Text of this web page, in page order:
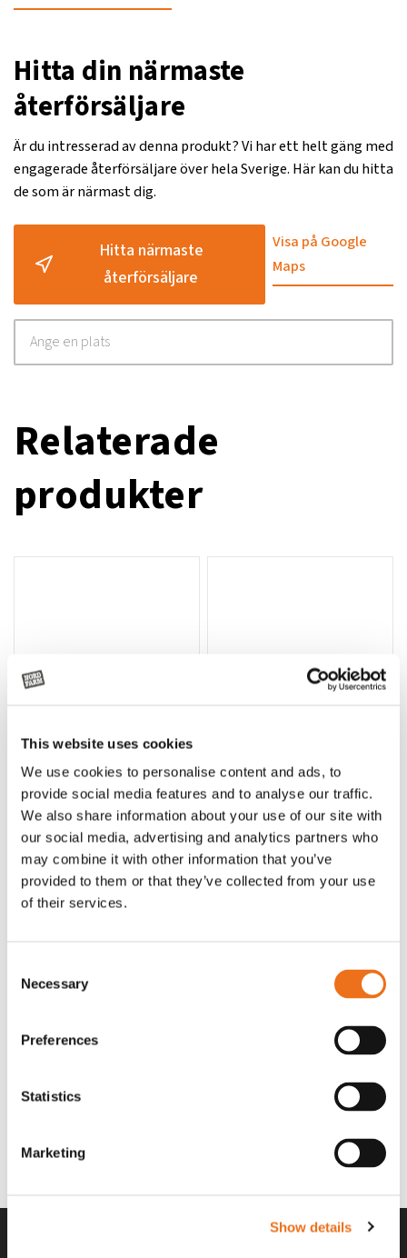
This website uses cookies
We use cookies to personalise content and ads, to
provide social media features and to analyse our traffic.
We also share information about your use of our site with
our social media, advertising and analytics partners who
may combine it with other information that you’ve
provided to them or that they’ve collected from your use
of their services.
Selection
Necessary
Preferences
Statistics
Marketing
Show details
Hitta din närmaste
återförsäljare
Är du intresserad av denna produkt? Vi har ett helt gäng med
engagerade återförsäljare över hela Sverige. Här kan du hitta
de som är närmast dig.
Hitta närmaste
återförsäljare
Visa på Google
Maps
Relaterade
produkter
Lägg till i varukorg
Rotor, komplett med slagor
OR80013456G
(ex. moms)
Grön truckknapp
A00220
kr (ex. moms)
Lägg till i varukorg
Rotor teeth 8t/6k 7.5Gr/8 R6/14 Rotor teeth 8t/6k 0Gr/8 R6/14